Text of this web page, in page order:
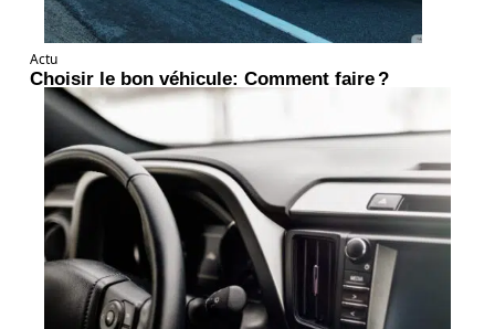
Actu
Choisir le bon véhicule: Comment faire ?